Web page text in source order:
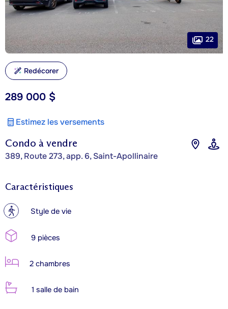
Condo à vendre
389, Route 273, app. 6, Saint-Apollinaire
289 000 $
Estimez les versements
22
Redécorer
Caractéristiques
? Style de vie
9 pièces
2 chambres
1 salle de bain